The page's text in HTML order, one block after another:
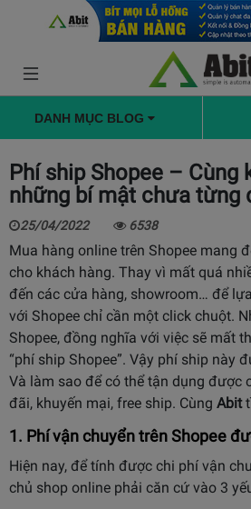
DANH MỤC BLOG
Phí ship Shopee – Cùng
những bí mật chưa từng
25/04/2022 6538
Mua hàng online trên Shopee mang
cho khách hàng. Thay vì mất quá
đến các cửa hàng, showroom… để
với Shopee chỉ cần một click chuột.
Shopee, đồng nghĩa với việc sẽ mất
“phí ship Shopee”. Vậy phí ship này
Và làm sao để có thể tận dụng được
đãi, khuyến mại, free ship. Cùng Abit
1. Phí vận chuyển trên Shopee
Hiện nay, để tính được chi phí vận
chủ shop online phải căn cứ vào 3